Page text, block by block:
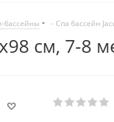
бассейны - Спа бассейн
см, 7-8